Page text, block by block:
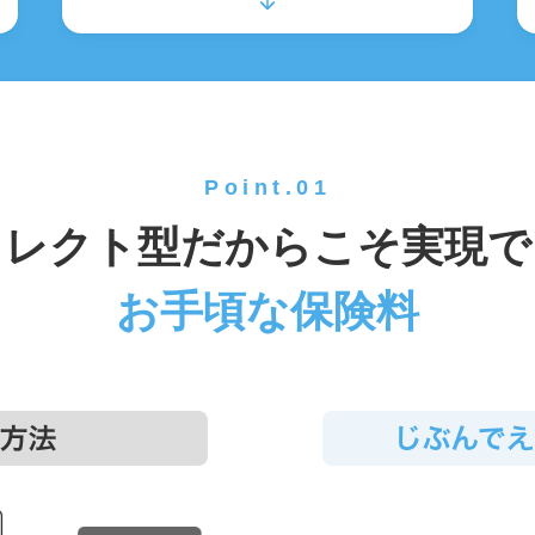
Point.01
クト型だからこそ実現
お手頃な保険料